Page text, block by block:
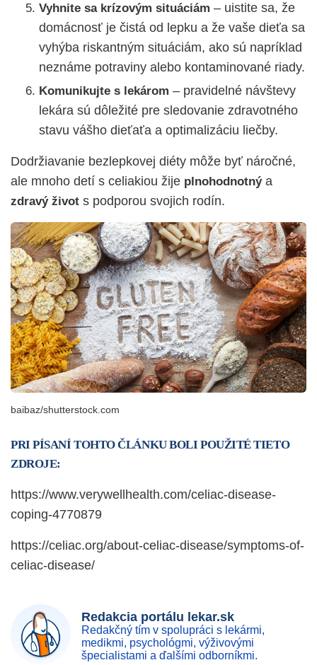
Vyhnite sa krízovým situáciám – uistite sa, že
domácnosť je čistá od lepku a že vaše dieťa sa
vyhýba riskantným situáciám, ako sú napríklad
neznáme potraviny alebo kontaminované riady.
Komunikujte s lekárom – pravidelné návštevy
lekára sú dôležité pre sledovanie zdravotného
stavu vášho dieťaťa a optimalizáciu liečby.
Dodržiavanie bezlepkovej diéty môže byť náročné,
ale mnoho detí s celiakiou žije plnohodnotnýa
zdravý život s podporou svojich rodín.
baibaz/shutterstock.com
PRI PÍSANÍ TOHTO ČLÁNKU BOLI POUŽITÉ TIETO
ZDROJE:
https://www.verywellhealth.com/celiac-disease-
coping-4770879
https://celiac.org/about-celiac-disease/symptoms-of-
celiac-disease/
Redakcia portálu lekar.sk
Redakčný tím v spolupráci s lekármi,
medikmi, psychológmi, výživovými
špecialistami a ďalšími odborníkmi.